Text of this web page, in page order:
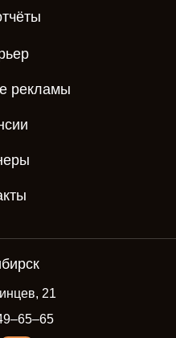
рекламы
21